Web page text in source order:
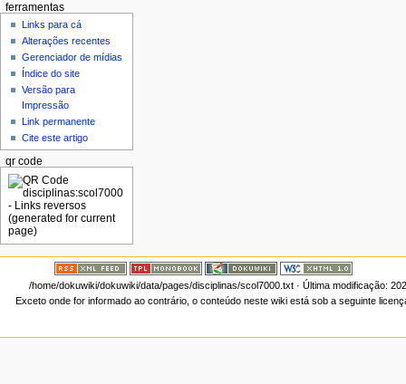
ferramentas
Links para cá
Alterações recentes
Gerenciador de mídias
Índice do site
Versão para
Impressão
Link permanente
Cite este artigo
qr code
/home/dokuwiki/dokuwiki/data/pages/disciplinas/scol7000.txt· Última modificação:
Exceto onde for informado ao contrário, o conteúdo neste wiki está sob a seguinte